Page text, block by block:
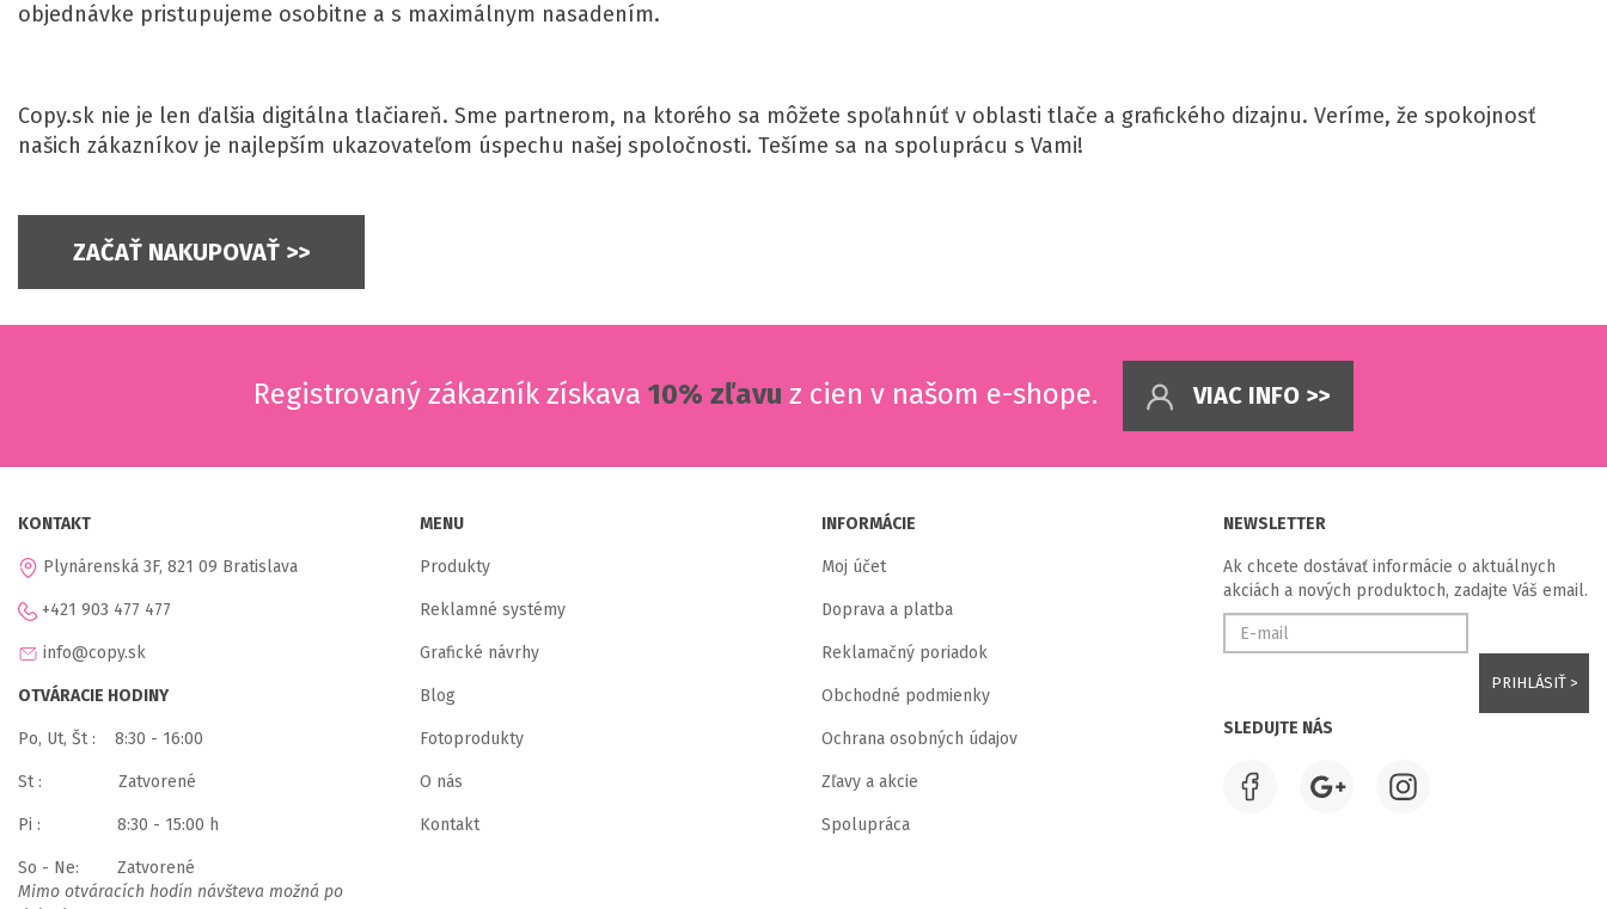
objednávke pristupujeme osobitne a s maximálnym nasadením.
Copy.sk nie je len ďalšia digitálna tlačiareň. Sme partnerom, na ktorého sa môžete spoľahnúť v oblasti tlače a grafického dizajnu. Veríme, že spokojnosť
našich zákazníkov je najlepším ukazovateľom úspechu našej spoločnosti. Tešíme sa na spoluprácu s Vami!
ZAČAŤ NAKUPOVAŤ >>
Registrovaný zákazník získava 10% zľavu z cien v našom e-shope. VIAC INFO >>
KONTAKT
Plynárenská 3F, 821 09 Bratislava
+421 903 477 477
info@copy.sk
OTVÁRACIE HODINY
Po, Ut, Št : 8:30 - 16:00
St : Zatvorené
Pi : 8:30 - 15:00 h
So - Ne: Zatvorené
Mimo otváracích hodín návšteva možná po
MENU
Produkty
Reklamné systémy
Grafické návrhy
Blog
Fotoprodukty
O nás
Kontakt
INFORMÁCIE
Moj účet
Doprava a platba
Reklamačný poriadok
Obchodné podmienky
Ochrana osobných údajov
Zľavy a akcie
Spolupráca
NEWSLETTER
Ak chcete dostávať informácie o aktuálnych
akciách a nových produktoch, zadajte Váš email.
SLEDUJTE NÁS